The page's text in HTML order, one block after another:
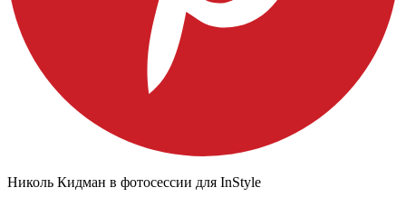
Николь Кидман в фотосессии для InStyle